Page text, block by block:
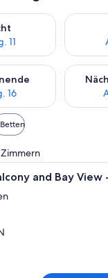
11
für heute
16
für dieses
Zimmern
and Bay View